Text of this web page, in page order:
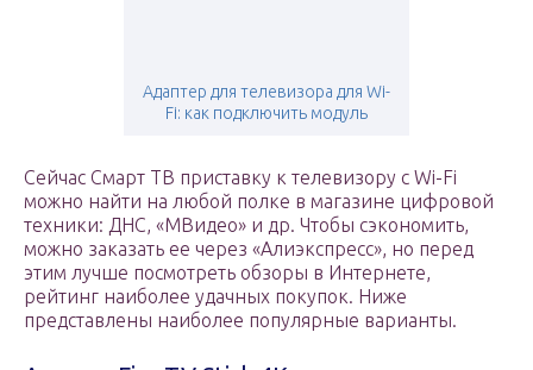
Адаптер для телевизора для Wi-
Fi: как подключить модуль
Сейчас Смарт ТВ приставку к телевизору с Wi-Fi
можно найти на любой полке в магазине цифровой
техники: ДНС, «МВидео» и др. Чтобы сэкономить,
можно заказать ее через «Алиэкспресс», но перед
этим лучше посмотреть обзоры в Интернете,
рейтинг наиболее удачных покупок. Ниже
представлены наиболее популярные варианты.